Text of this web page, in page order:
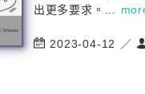
出更多要求。...
2023-04-12 ／